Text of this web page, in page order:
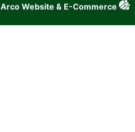
Arco Website & E-Commerce